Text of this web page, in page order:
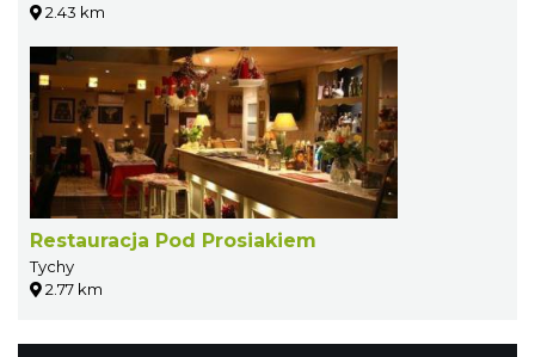
2.43 km
Restauracja Pod Prosiakiem
Tychy
2.77 km